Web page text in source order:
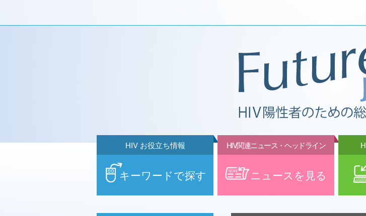
キーワードで探す
HIV お役立ち情報
ニュースを見る
HIV関連ニュース・ヘッドライン